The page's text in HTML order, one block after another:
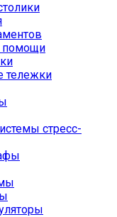
помощи
тележки
стресс-